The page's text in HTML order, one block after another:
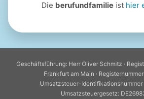
Die berufundfamilie ist hier
Geschäftsführung: Herr Oliver Schmitz ·
Frankfurt am Main ·
Umsatzsteuer-Identifikationsnummer
Umsatzsteuergesetz: